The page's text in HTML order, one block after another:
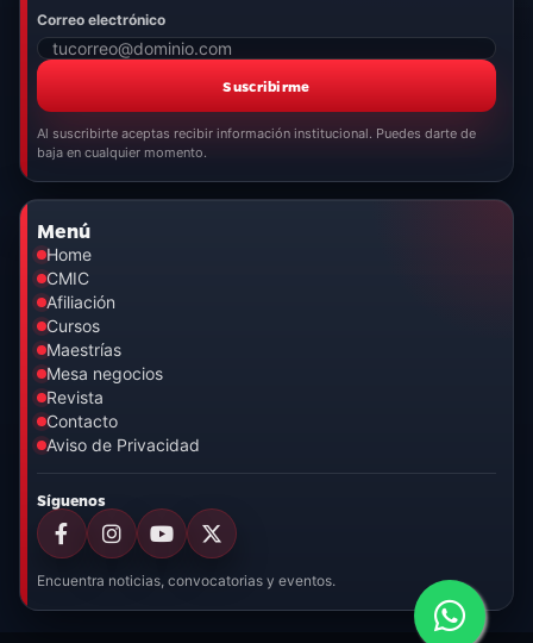
Correo electrónico
Suscribirme
Al suscribirte aceptas recibir información institucional. Puedes darte de
baja en cualquier momento.
Menú
Home
CMIC
Afiliación
Cursos
Maestrías
Mesa negocios
Revista
Contacto
Aviso de Privacidad
Síguenos
Encuentra noticias, convocatorias y eventos.